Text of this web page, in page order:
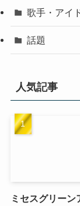
歌手・アイ
話題
人気記事
ミセスグリーン